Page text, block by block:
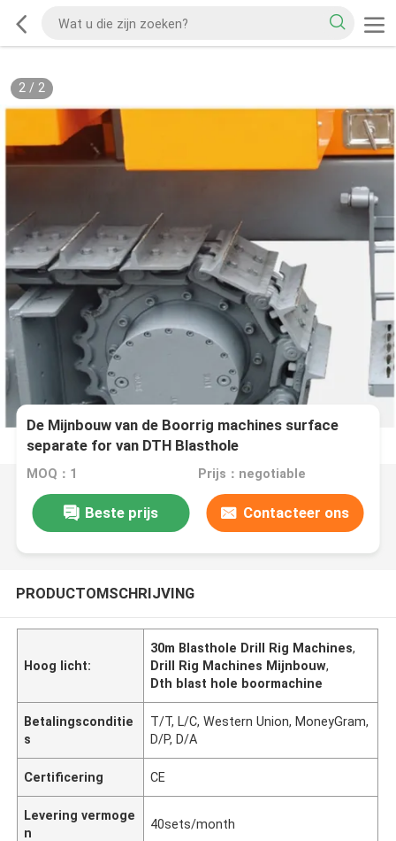
2/ 2
De Mijnbouw van de Boorrig machines surface
separate for van DTH Blasthole
MOQ：1 Prijs：negotiable
Beste prijs Contacteer ons
PRODUCTOMSCHRIJVING
Hoog licht:
30m Blasthole Drill Rig Machines,
Drill Rig Machines Mijnbouw,
Dth blast hole boormachine
Betalingsconditie
s
T/T, L/C, Western Union, MoneyGram,
D/P, D/A
Certificering CE
Levering vermoge
n
40sets/month